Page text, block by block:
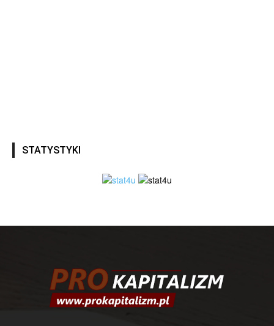
STATYSTYKI